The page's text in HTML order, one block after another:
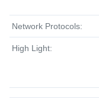
Network Protocols:
High Light: